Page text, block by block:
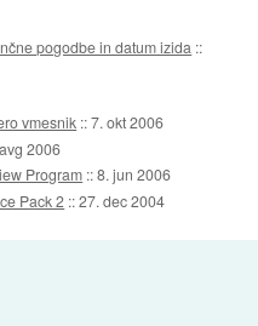
pogodbe in datum izida ::
vmesnik ::7. okt 2006
2006
Program ::8. jun 2006
Pack 2 ::27. dec 2004